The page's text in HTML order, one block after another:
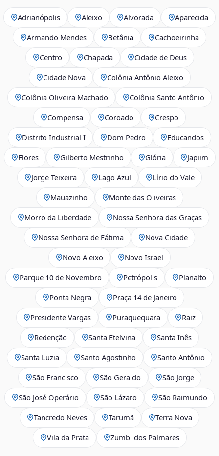
Adrianópolis Aleixo Alvorada Aparecida
Armando Mendes Betânia Cachoeirinha
Centro Chapada Cidade de Deus
Cidade Nova Colônia Antônio Aleixo
Colônia Oliveira Machado Colônia Santo Antônio
Compensa Coroado Crespo
Distrito Industrial I Dom Pedro Educandos
Flores Gilberto Mestrinho Glória Japiim
Jorge Teixeira Lago Azul Lírio do Vale
Mauazinho Monte das Oliveiras
Morro da Liberdade Nossa Senhora das Graças
Nossa Senhora de Fátima Nova Cidade
Novo Aleixo Novo Israel
Parque 10 de Novembro Petrópolis Planalto
Ponta Negra Praça 14 de Janeiro
Presidente Vargas Puraquequara Raiz
Redenção Santa Etelvina Santa Inês
Santa Luzia Santo Agostinho Santo Antônio
São Francisco São Geraldo São Jorge
São José Operário São Lázaro São Raimundo
Tancredo Neves Tarumã Terra Nova
Vila da Prata Zumbi dos Palmares